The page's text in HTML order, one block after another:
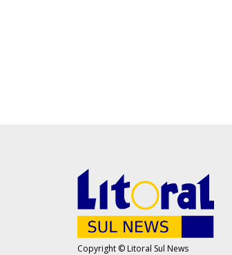
Copyright © Litoral Sul News